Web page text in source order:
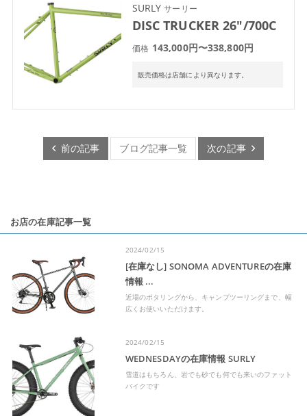
SURLYサーリー
DISC TRUCKER 26″/700C
価格 143,000円〜338,800円
販売価格は店舗により異なります。
前の記事 ブログ記事一覧 次の記事
お店の在庫記事一覧
2024/02/15
[在庫なし] SONOMA ADVENTUREの在庫
情報 ...
近場のポタリングから、キャンプツーリングまで、幅
広くお使いいただけます。
2024/02/15
WEDNESDAYの在庫情報 SURLY
雪道はもちろん、岩でも砂でも何でも来いのファット
バイクです